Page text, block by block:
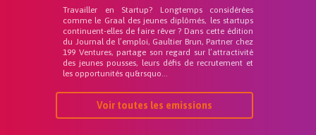
Travailler en Startup? Longtemps considérées
comme le Graal des jeunes diplômés, les startups
continuent-elles de faire rêver ? Dans cette édition
du Journal de l’emploi, Gaultier Brun, Partner chez
199 Ventures, partage son regard sur l’attractivité
des jeunes pousses, leurs défis de recrutement et
les opportunités qu&rsquo...
Voir toutes les emissions